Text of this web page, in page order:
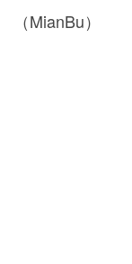
（MianBu）